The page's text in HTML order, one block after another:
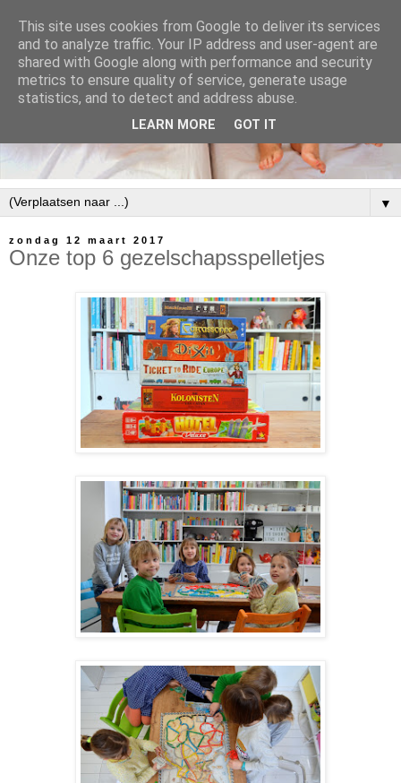
▼
zondag 12 maart 2017
Onze top 6 gezelschapsspelletjes
This site uses cookies from Google to deliver its services
and to analyze traffic. Your IP address and user-agent are
shared with Google along with performance and security
metrics to ensure quality of service, generate usage
statistics, and to detect and address abuse.
LEARN MORE GOT IT